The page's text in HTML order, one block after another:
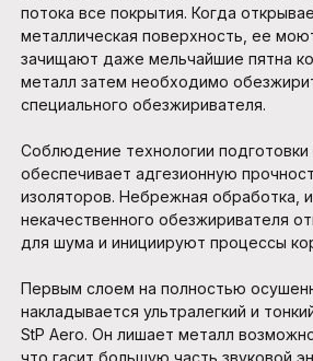
потока все покрытия. Когда
металлическая поверхность, ее
зачищают даже мельчайшие пятна
металл затем необходимо
специального обезжиривателя.
Соблюдение технологии подготовки
обеспечивает адгезионную
изоляторов. Небрежная обработка,
некачественного обезжиривателя
для шума и инициируют процессы
Первым слоем на полностью
накладывается ультралегкий и
StP Aero. Он лишает металл
что гасит большую часть звуковой